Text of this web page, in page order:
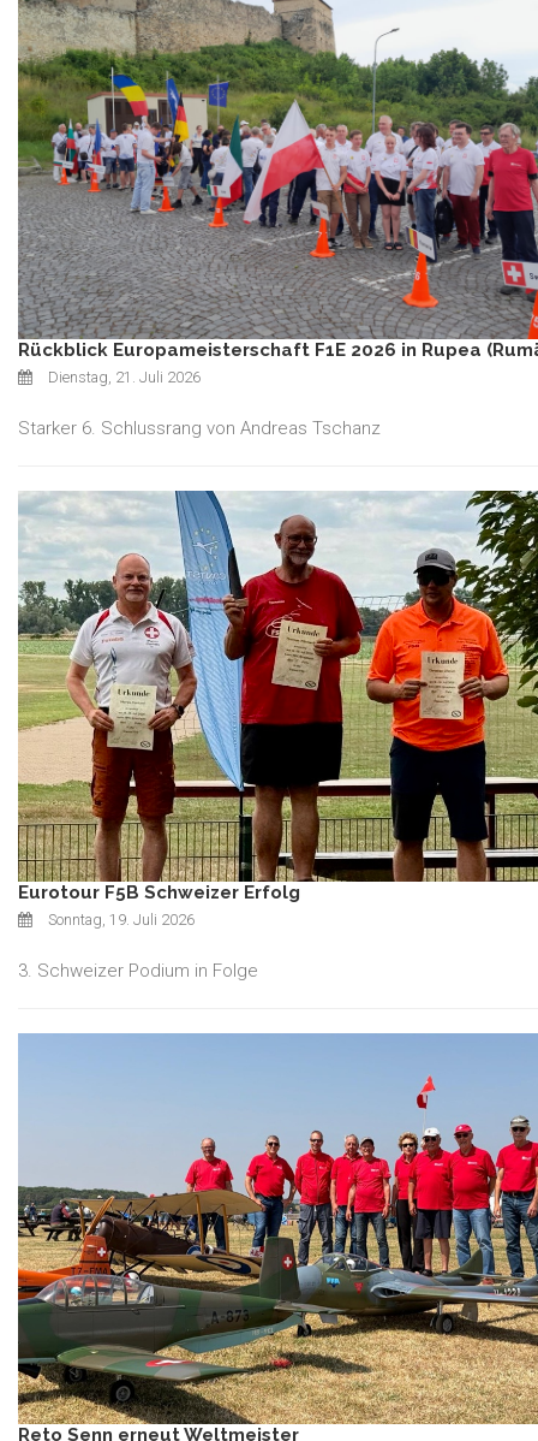
Rückblick Europameisterschaft F1E 2026 in Rupea
Dienstag, 21. Juli 2026
Starker 6. Schlussrang von Andreas Tschanz
Eurotour F5B Schweizer Erfolg
Sonntag, 19. Juli 2026
3. Schweizer Podium in Folge
Reto Senn erneut Weltmeister